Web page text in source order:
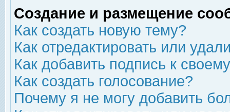
Создание и размещение
Как создать новую тему?
Как отредактировать или
Как добавить подпись к
Как создать голосование?
Почему я не могу добавить